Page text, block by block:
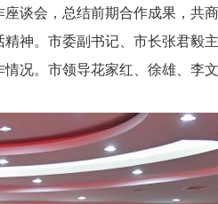
谈会，总结前期合作成果，共
神。市委副书记、市长张君毅
况。市领导花家红、徐雄、李